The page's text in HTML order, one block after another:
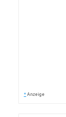
* Anzeige